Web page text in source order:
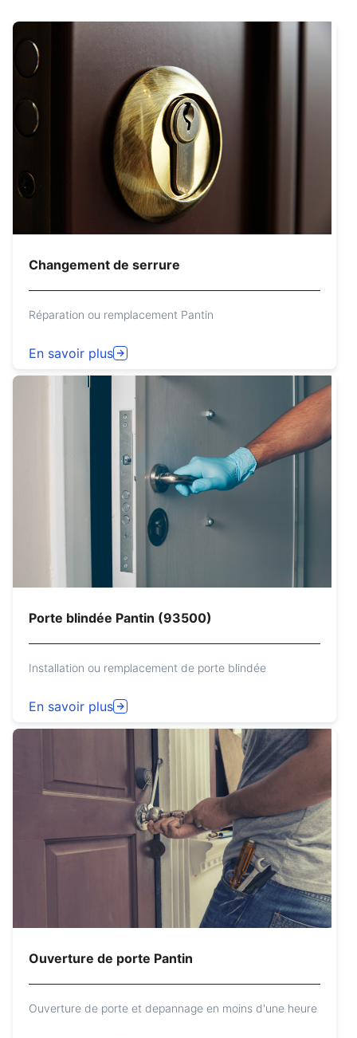
Changement de serrure
Réparation ou remplacement Pantin
En savoir plus
Porte blindée Pantin (93500)
Installation ou remplacement de porte blindée
En savoir plus
Ouverture de porte Pantin
Ouverture de porte et depannage en moins d'une heure